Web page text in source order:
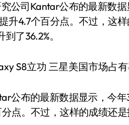
升4.7个百分点。不过，这
了36.2%。
公布的最新数据显示，今
点。不过，这样的成绩还